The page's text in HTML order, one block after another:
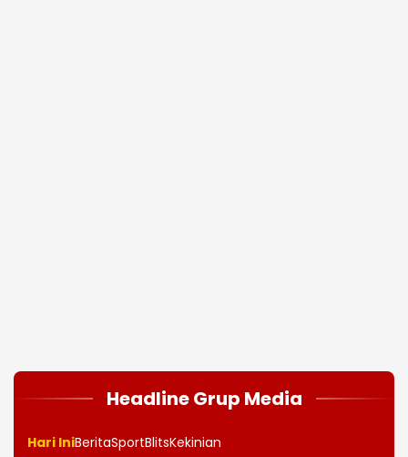
Headline Grup Media
Hari IniBeritaSportBlitsKekinian